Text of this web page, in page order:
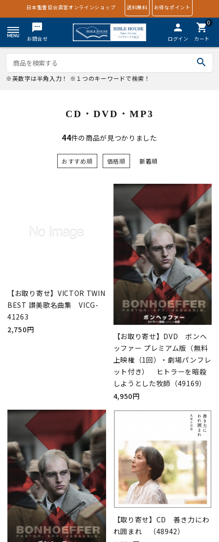
日本聖書協会直営オンラインショップ 送料無料 お得なポイント
textsms
お問合せ
person
ログイン
0
shopping_cart
カート
search
※英数字は半角入力！ ※１つのキーワードで検索！
CD・DVD・MP3
44件の商品が見つかりました
おすすめ順 価格順 新着順
【お取り寄せ】VICTOR TWIN
BEST 讃美歌名曲集 VICG-
41263
2,750円
【お取り寄せ】DVD ボンヘ
ッファー プレミアム版（無料
上映権（1回）・劇場パンフレ
ット付き） ヒトラーを暗殺
しようとした牧師（49169）
4,950円
【取り寄せ】CD 善き力にわ
れ囲まれ （48942）